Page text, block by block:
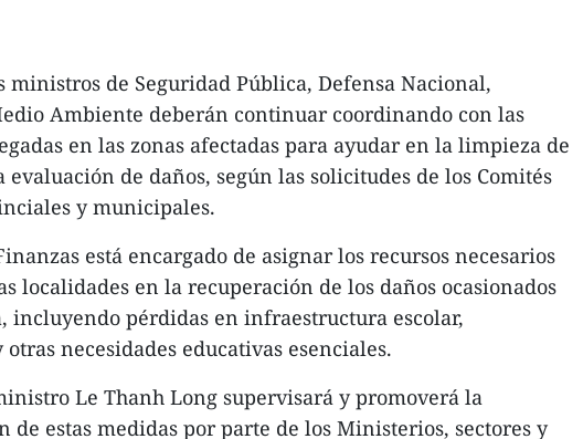
ministros de Seguridad Pública, Defensa Nacional,
Ambiente deberán continuar coordinando con las
en las zonas afectadas para ayudar en la limpieza de
evaluación de daños, según las solicitudes de los Comités
y municipales.
está encargado de asignar los recursos necesarios
localidades en la recuperación de los daños ocasionados
incluyendo pérdidas en infraestructura escolar,
necesidades educativas esenciales.
Le Thanh Long supervisará y promoverá la
de estas medidas por parte de los Ministerios, sectores y